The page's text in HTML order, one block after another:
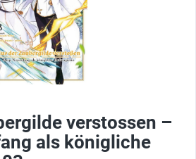
verstossen –
als königliche